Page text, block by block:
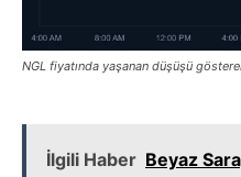
NGL fiyatında yaşanan düşüşü
İlgili Haber Beyaz